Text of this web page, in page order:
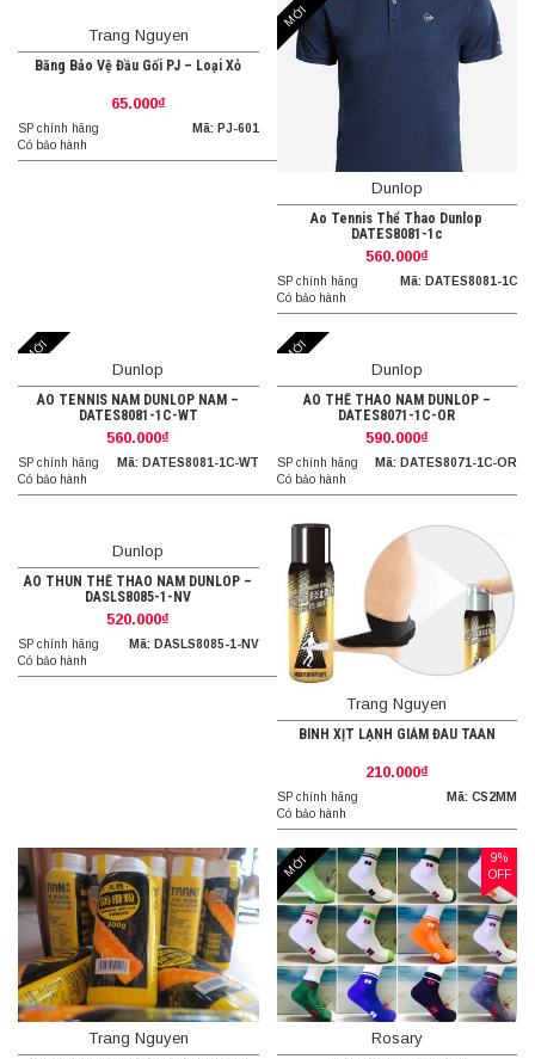
Trang Nguyen
Băng Bảo Vệ Đầu Gối PJ – Loại Xỏ
65.000₫
SP chính hãng
Có bảo hành
Mã: PJ-601
MỚI
Dunlop
Ao Tennis Thể Thao Dunlop
DATES8081-1c
560.000₫
SP chính hãng
Có bảo hành
Mã: DATES8081-1C
MỚI
Dunlop
ÁO TENNIS NAM DUNLOP NAM –
DATES8081-1C-WT
560.000₫
SP chính hãng
Có bảo hành
Mã: DATES8081-1C-WT
MỚI
Dunlop
ÁO THỂ THAO NAM DUNLOP –
DATES8071-1C-OR
590.000₫
SP chính hãng
Có bảo hành
Mã: DATES8071-1C-OR
Dunlop
ÁO THUN THỂ THAO NAM DUNLOP –
DASLS8085-1-NV
520.000₫
SP chính hãng
Có bảo hành
Mã: DASLS8085-1-NV
Trang Nguyen
BÌNH XỊT LẠNH GIẢM ĐAU TAAN
210.000₫
SP chính hãng
Có bảo hành
Mã: CS2MM
Trang Nguyen
MỚI
9%
OFF
Rosary